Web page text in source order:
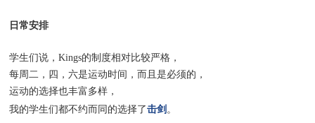
日常安排
学生们说，Kings的制度相对比较严格，
每周二，四，六是运动时间，而且是必须的，
运动的选择也丰富多样，
我的学生们都不约而同的选择了击剑 。